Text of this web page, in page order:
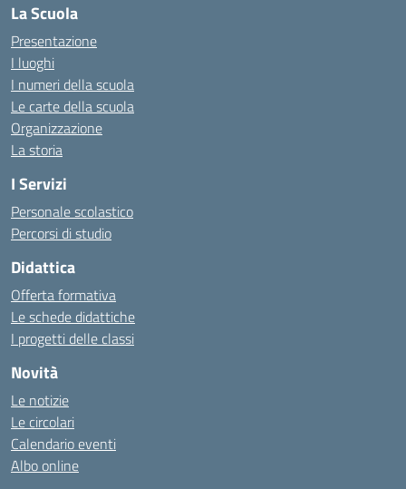
La Scuola
Presentazione
I luoghi
I numeri della scuola
Le carte della scuola
Organizzazione
La storia
I Servizi
Personale scolastico
Percorsi di studio
Didattica
Offerta formativa
Le schede didattiche
I progetti delle classi
Novità
Le notizie
Le circolari
Calendario eventi
Albo online